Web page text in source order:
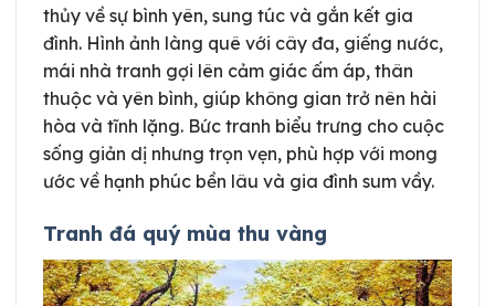
thủy về sự bình yên, sung túc và gắn kết gia
đình. Hình ảnh làng quê với cây đa, giếng nước,
mái nhà tranh gợi lên cảm giác ấm áp, thân
thuộc và yên bình, giúp không gian trở nên hài
hòa và tĩnh lặng. Bức tranh biểu trưng cho cuộc
sống giản dị nhưng trọn vẹn, phù hợp với mong
ước về hạnh phúc bền lâu và gia đình sum vầy.
Tranh đá quý mùa thu vàng